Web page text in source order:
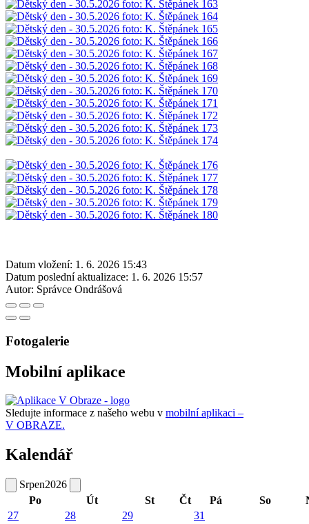
Datum vložení: 1. 6. 2026 15:43
Datum poslední aktualizace: 1. 6. 2026 15:57
Autor: Správce Ondrášová
Fotogalerie
Mobilní aplikace
Sledujte informace z našeho webu v mobilní aplikaci –
V OBRAZE.
Kalendář
Srpen2026
Po
Út St Čt Pá So
27
28
29
31